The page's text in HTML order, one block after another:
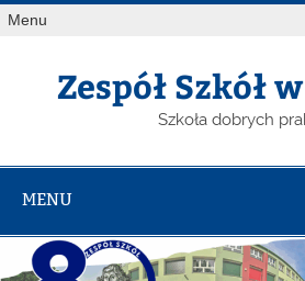
Menu
Zespół Szkół
Szkoła dobrych
MENU